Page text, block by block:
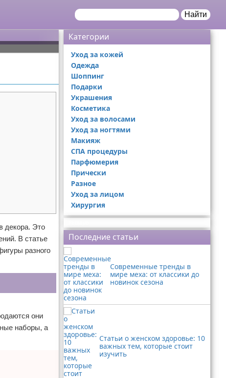
Найти
декора. Это
В статье
разного
они
наборы, а
Категории
Уход за кожей
Одежда
Шоппинг
Подарки
Украшения
Косметика
Уход за волосами
Уход за ногтями
Макияж
СПА процедуры
Парфюмерия
Прически
Разное
Уход за лицом
Хирургия
Последние статьи
Современные тренды в
мире меха: от классики до
новинок сезона
Статьи о женском здоровье: 10
важных тем, которые стоит
изучить